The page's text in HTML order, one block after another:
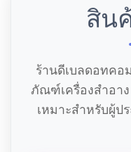
สิน
ร้านดีเบลดอทคอ
ภัณฑ์เครื่องสำอา
เหมาะสำหรับผู้ป